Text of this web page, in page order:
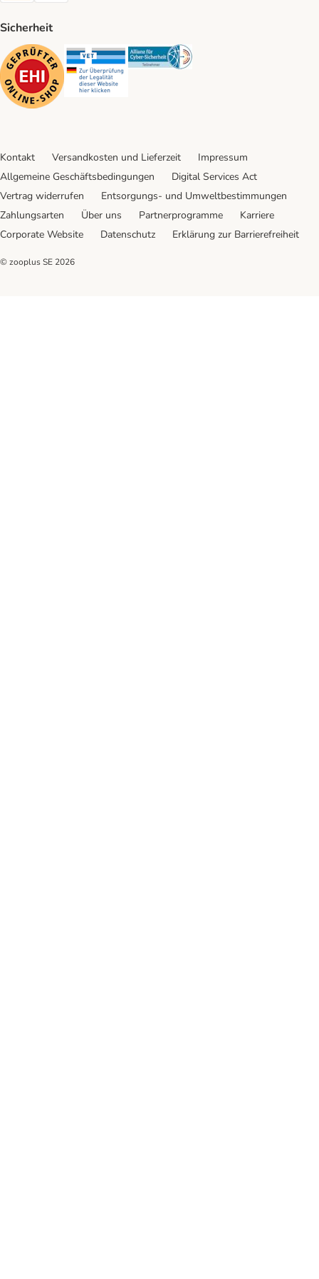
Sicherheit
Security Security Security
Kontakt Versandkosten und Lieferzeit
Impressum
Allgemeine Geschäftsbedingungen
Digital Services Act
Vertrag widerrufen
Entsorgungs- und Umweltbestimmungen
Zahlungsarten
Über uns Partnerprogramme
Karriere
Corporate Website
Datenschutz Erklärung zur Barrierefreiheit
© zooplus SE 2026